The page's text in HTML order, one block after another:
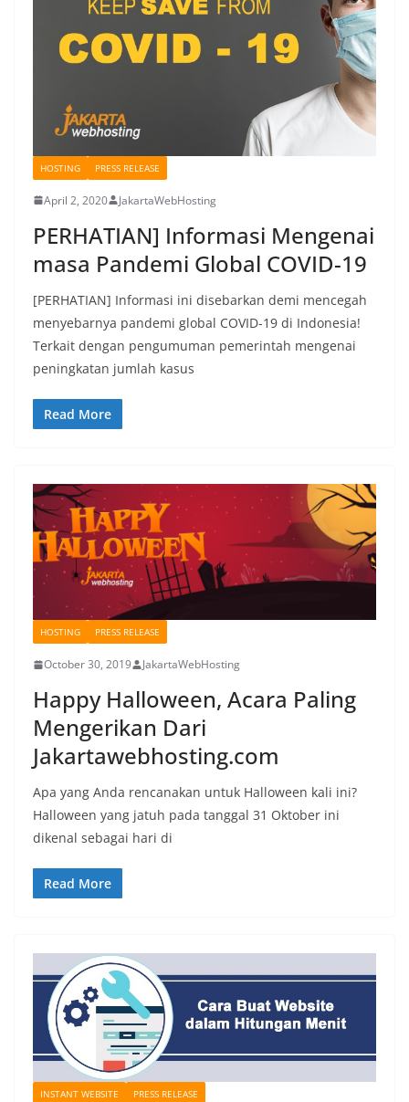
HOSTING PRESS RELEASE
April 2, 2020 JakartaWebHosting
PERHATIAN] Informasi Mengenai
masa Pandemi Global COVID-19
[PERHATIAN] Informasi ini disebarkan demi mencegah
menyebarnya pandemi global COVID-19 di Indonesia!
Terkait dengan pengumuman pemerintah mengenai
peningkatan jumlah kasus
Read More
HOSTING PRESS RELEASE
October 30, 2019 JakartaWebHosting
Happy Halloween, Acara Paling
Mengerikan Dari
Jakartawebhosting.com
Apa yang Anda rencanakan untuk Halloween kali ini?
Halloween yang jatuh pada tanggal 31 Oktober ini
dikenal sebagai hari di
Read More
INSTANT WEBSITE PRESS RELEASE